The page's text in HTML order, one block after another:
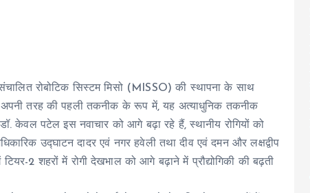
रोबोटिक सिस्टम मिसो (MISSO) की स्थापना के साथ
तरह की पहली तकनीक के रूप में, यह अत्याधुनिक तकनीक
केवल पटेल इस नवाचार को आगे बढ़ा रहे हैं, स्थानीय रोगियों को
उद्घाटन दादर एवं नगर हवेली तथा दीव एवं दमन और लक्षद्वीप
2 शहरों में रोगी देखभाल को आगे बढ़ाने में प्रौद्योगिकी की बढ़ती